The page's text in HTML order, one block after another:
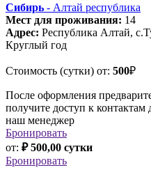
Сибирь - Алтай республика
Мест для проживания: 14
Адрес: Республика Алтай,
Круглый год
Стоимость (сутки) от: 500₽
После оформления
получите доступ к контактам
наш менеджер
Бронировать
от: ₽ 500,00 сутки
Бронировать